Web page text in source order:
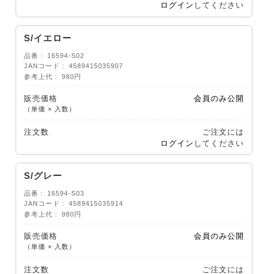
ログイン してください
S/イエロー
品番
16594-S02
JANコード
4589415035907
参考上代
980円
販売価格
（単価 × 入数）
会員のみ公開
注文数
ご注文には
ログイン してください
S/グレー
品番
16594-S03
JANコード
4589415035914
参考上代
980円
販売価格
（単価 × 入数）
会員のみ公開
注文数 ご注文には